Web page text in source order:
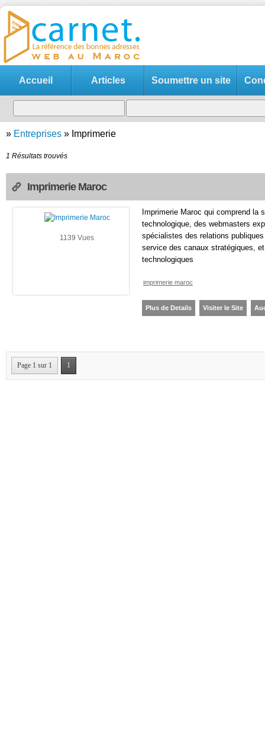
Accueil Articles Soumettre un site
» Entreprises » Imprimerie
1 Résultats trouvés
Imprimerie Maroc
1139 Vues
Imprimerie Maroc qui comprend la
technologique, des webmasters
spécialistes des relations
service des canaux stratégiques,
technologiques
imprimerie maroc
Plus de Details Visiter le Site
Page 1 sur 1 1